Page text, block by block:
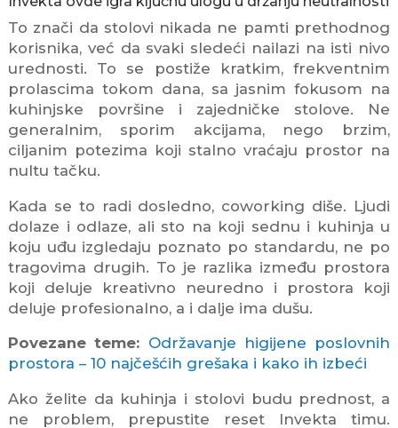
To znači da stolovi nikada ne pamti prethodnog
korisnika, već da svaki sledeći nailazi na isti nivo
urednosti. To se postiže kratkim, frekventnim
prolascima tokom dana, sa jasnim fokusom na
kuhinjske površine i zajedničke stolove. Ne
generalnim, sporim akcijama, nego brzim,
ciljanim potezima koji stalno vraćaju prostor na
nultu tačku.
Kada se to radi dosledno, coworking diše. Ljudi
dolaze i odlaze, ali sto na koji sednu i kuhinja u
koju uđu izgledaju poznato po standardu, ne po
tragovima drugih. To je razlika između prostora
koji deluje kreativno neuredno i prostora koji
deluje profesionalno, a i dalje ima dušu.
Povezane teme: Održavanje higijene poslovnih
prostora – 10 najčešćih grešaka i kako ih izbeći
Ako želite da kuhinja i stolovi budu prednost, a
ne problem, prepustite reset Invekta timu.